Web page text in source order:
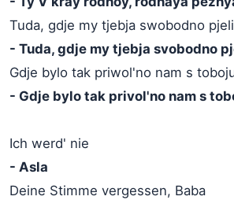
Tuda, gdje my tjebja swobodno pjeli
- Tuda, gdje my tjebja svobodno
Gdje bylo tak priwol'no nam s
- Gdje bylo tak privol'no nam s
Ich werd' nie
- Asla
Deine Stimme vergessen, Baba